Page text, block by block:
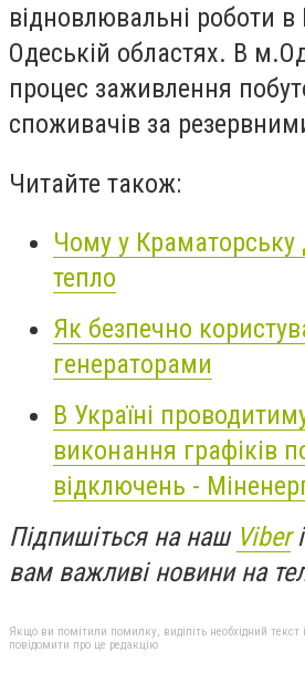
відновлювальні роботи в
Одеській областях. В
процес заживлення
споживачів за
Читайте також:
Чому у Краматорську
тепло
Як безпечно
генераторами
В Україні
виконання графіків
відключень -
Підпишіться на наш Viber
вам важливі новини на
Якщо ви помітили помилку, виділіть необхідний текст
повідомити про це редакцію